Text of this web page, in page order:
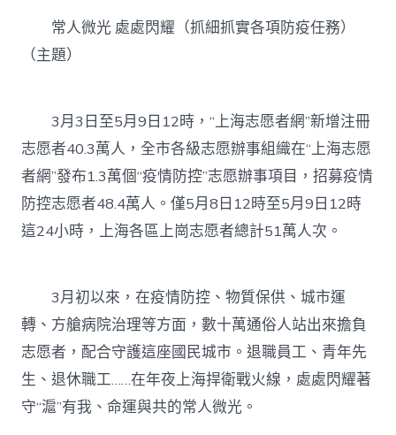
（抓
細
項
防
疫
億
嵐
升
降
桌
中
常人微光 處處閃耀（抓細抓實各項防疫任務）
（主題）
3月3日至5月9日12時，“上海志愿者網”新增注冊
志愿者40.3萬人，全市各級志愿辦事組織在“上海志愿
者網”發布1.3萬個“疫情防控”志愿辦事項目，招募疫情
防控志愿者48.4萬人。僅5月8日12時至5月9日12時
這24小時，上海各區上崗志愿者總計51萬人次。
3月初以來，在疫情防控、物質保供、城市運
轉、方艙病院治理等方面，數十萬通俗人站出來擔負
志愿者，配合守護這座國民城市。退職員工、青年先
生、退休職工……在年夜上海捍衛戰火線，處處閃耀著
守“滬”有我、命運與共的常人微光。